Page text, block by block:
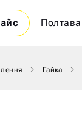
Полтава
Гайка